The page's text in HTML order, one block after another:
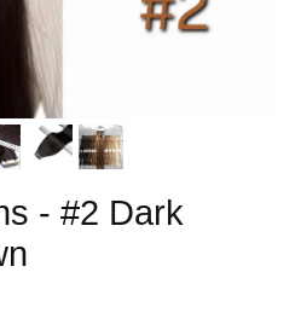
- #2 Dark